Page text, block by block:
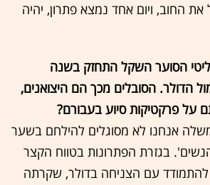
את החוב, ויום אחד נמצא פתרון, יהיה
הסוער השקל התחזק בשנה
בכ־20% מול הדולר. הסובלים מכך הם היצואנים,
על פרקטיקות סיוע בעבורם?
אנחנו לא מסוגלים להילחם בשער
בגזרת הפתרונות בטווח הקצר
להתמודד עם הצניחה בדולר, שקרתה